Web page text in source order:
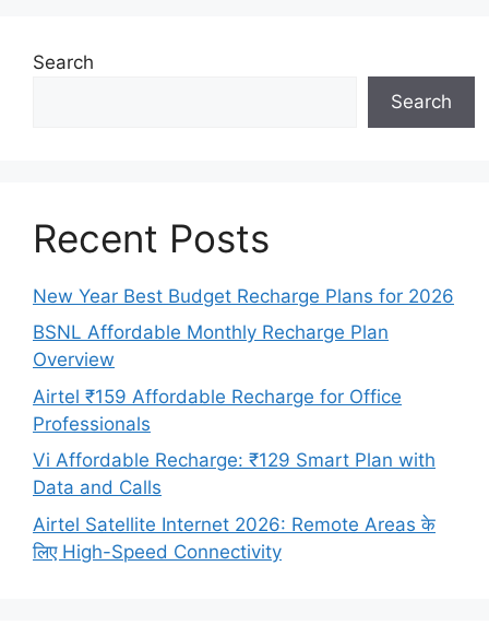
Search
Search
Recent Posts
New Year Best Budget Recharge Plans for 2026
BSNL Affordable Monthly Recharge Plan
Overview
Airtel ₹159 Affordable Recharge for Office
Professionals
Vi Affordable Recharge: ₹129 Smart Plan with
Data and Calls
Airtel Satellite Internet 2026: Remote Areas के
लिए High-Speed Connectivity